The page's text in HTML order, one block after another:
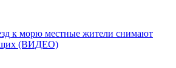
к морю местные жители снимают
(ВИДЕО)